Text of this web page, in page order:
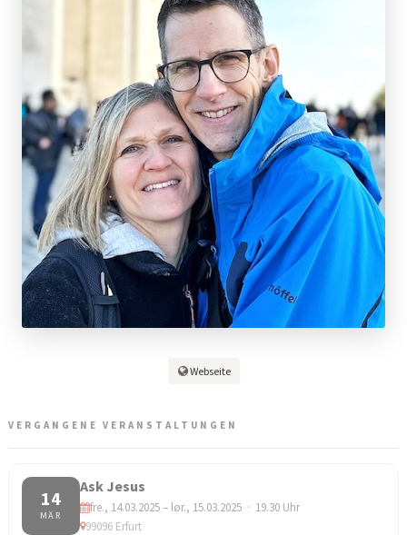
Webseite
VERGANGENE VERANSTALTUNGEN
14
MÄR
Ask Jesus
fre., 14.03.2025 – lør., 15.03.2025 · 19.30 Uhr
99096 Erfurt